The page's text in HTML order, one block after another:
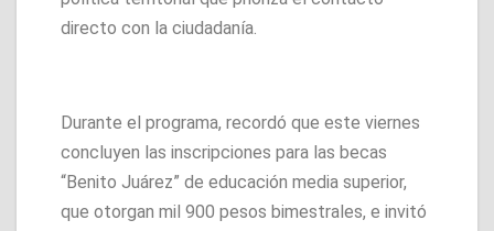
directo con la ciudadanía.
Durante el programa, recordó que este viernes
concluyen las inscripciones para las becas
“Benito Juárez” de educación media superior,
que otorgan mil 900 pesos bimestrales, e invitó